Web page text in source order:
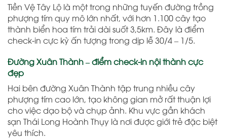
Tiền Vệ Tây Lộ là một trong những tuyến đường trồng
phượng tím quy mô lớn nhất, với hơn 1.100 cây tạo
thành biển hoa tím trải dài suốt 3,5km. Đây là điểm
check-in cực kỳ ấn tượng trong dịp lễ 30/4 – 1/5.
Đường Xuân Thành – điểm check-in nội thành cực
đẹp
Hai bên đường Xuân Thành tập trung nhiều cây
phượng tím cao lớn, tạo không gian mở rất thuận lợi
cho việc dạo bộ và chụp ảnh. Khu vực gần khách
sạn Thái Long Hoành Thụy là nơi được giới trẻ đặc biệt
yêu thích.